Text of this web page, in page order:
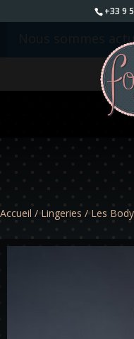
+33 9
Nous sommes
Accueil / Lingeries / Les